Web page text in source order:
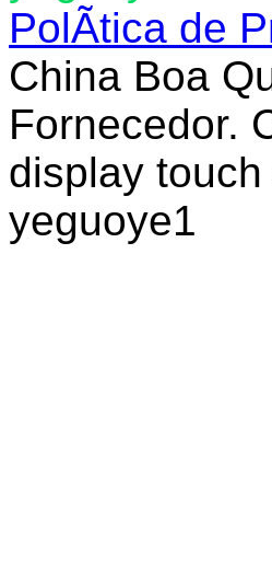
PolÃ­tica de
China Boa
Fornecedor.
display
yeguoye1